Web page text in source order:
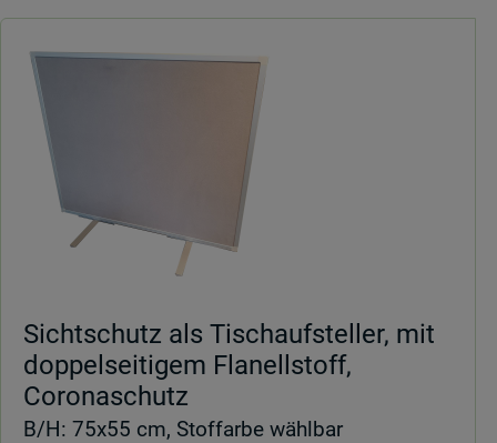
Sichtschutz als Tischaufsteller, mit
doppelseitigem Flanellstoff,
Coronaschutz
B/H: 75x55 cm, Stoffarbe wählbar